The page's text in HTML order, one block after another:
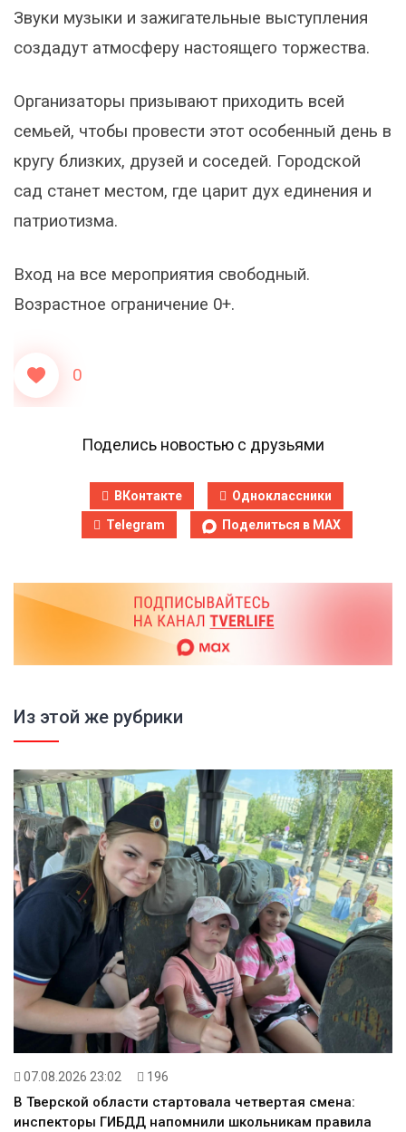
Звуки музыки и зажигательные выступления
создадут атмосферу настоящего торжества.
Организаторы призывают приходить всей
семьей, чтобы провести этот особенный день в
кругу близких, друзей и соседей. Городской
сад станет местом, где царит дух единения и
патриотизма.
Вход на все мероприятия свободный.
Возрастное ограничение 0+.
0
Поделись новостью с друзьями
ВКонтакте
Одноклассники
Telegram
Поделиться в MAX
Из этой же рубрики
07.08.2026 23:02 196
В Тверской области стартовала четвертая смена:
инспекторы ГИБДД напомнили школьникам правила